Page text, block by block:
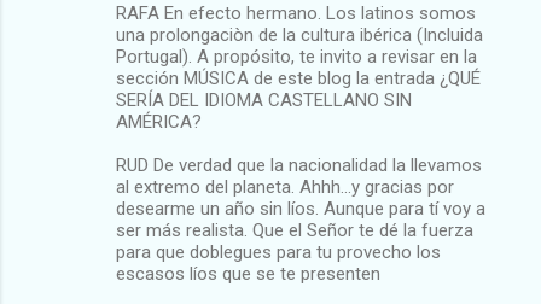
RAFA En efecto hermano. Los latinos somos
una prolongaciòn de la cultura ibérica (Incluida
Portugal). A propósito, te invito a revisar en la
sección MÚSICA de este blog la entrada ¿QUÉ
SERÍA DEL IDIOMA CASTELLANO SIN
AMÉRICA?
RUD De verdad que la nacionalidad la llevamos
al extremo del planeta. Ahhh...y gracias por
desearme un año sin líos. Aunque para tí voy a
ser más realista. Que el Señor te dé la fuerza
para que doblegues para tu provecho los
escasos líos que se te presenten